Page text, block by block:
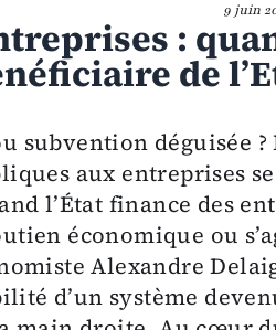
9 juin
:
de
subvention déguisée
aux entreprises
l’État finance des
économique ou
Alexandre
d’un système